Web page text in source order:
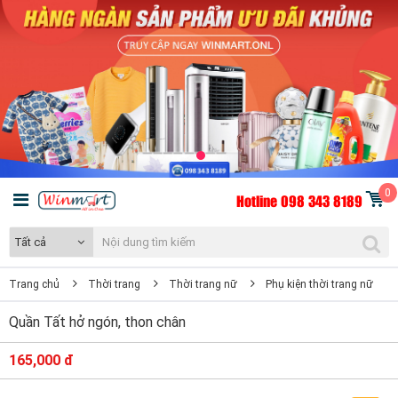
Hotline 098 343 8189 0
Tất cả
Trang chủ Thời trang Thời trang nữ Phụ kiện thời trang nữ
Quần Tất hở ngón, thon chân
165,000 đ